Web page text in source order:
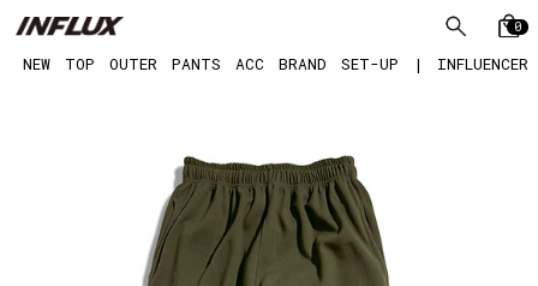
0
NEW TOP OUTER PANTS ACC BRAND SET-UP | INFLUENCER